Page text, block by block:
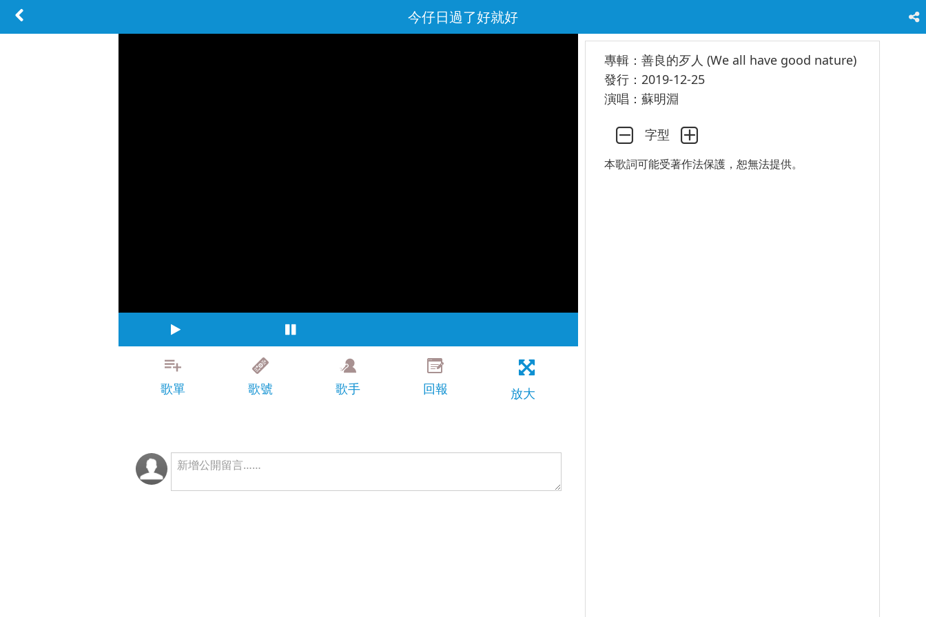
今仔日過了好就好
歌單 歌號 歌手 回報 放大
專輯：善良的歹人 (We all have good nature)
發行：2019-12-25
演唱：蘇明淵
字型
本歌詞可能受著作法保護，恕無法提供。